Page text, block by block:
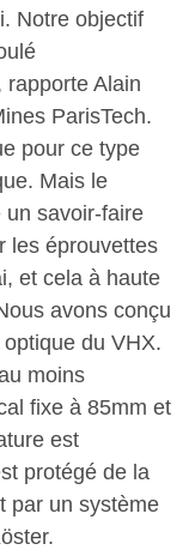
Notre objectif
rapporte Alain
ParisTech.
pour ce type
Mais le
un savoir-faire
les éprouvettes
et cela à haute
avons conçu
du VHX.
moins
fixe à 85mm et
est
protégé de la
par un système